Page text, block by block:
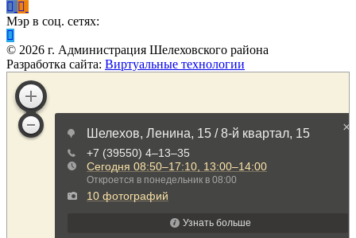
Мэр в соц. сетях:
© 2026 г. Администрация Шелеховского района
Разработка сайта: Виртуальные технологии